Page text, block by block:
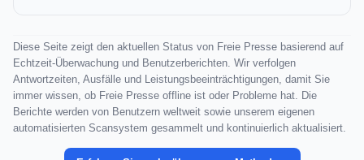
Diese Seite zeigt den aktuellen Status von Freie Presse basierend auf
Echtzeit-Überwachung und Benutzerberichten. Wir verfolgen
Antwortzeiten, Ausfälle und Leistungsbeeinträchtigungen, damit Sie
immer wissen, ob Freie Presse offline ist oder Probleme hat. Die
Berichte werden von Benutzern weltweit sowie unserem eigenen
automatisierten Scansystem gesammelt und kontinuierlich aktualisiert.